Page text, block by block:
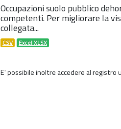
Occupazioni suolo pubblico
competenti. Per migliorare la
collegata...
CSV Excel XLSX
E' possibile inoltre accedere al registro